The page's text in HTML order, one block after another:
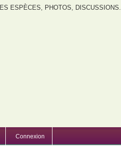
ESPÈCES, PHOTOS, DISCUSSIONS.
Connexion